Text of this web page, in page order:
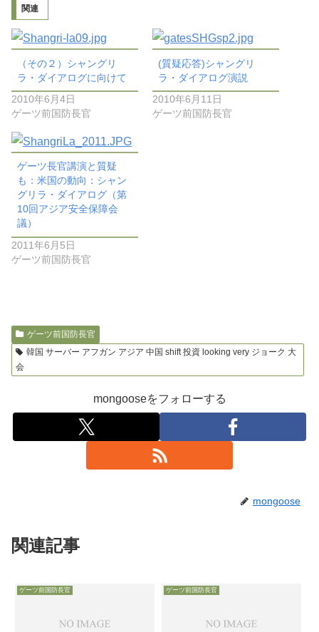
関連
（その２）シャングリ
ラ・ダイアログに向けて
2010年6月4日
ゲーツ前国防長官
(質疑応答)シャングリ
ラ・ダイアログ演説
2010年6月11日
ゲーツ前国防長官
ゲーツ長官講演と質疑
も：米国の動向：シャン
グリラ・ダイアログ（第
10回アジア安全保障会
議）
2011年6月5日
ゲーツ前国防長官
ゲーツ前国防長官
韓国 サーバー アフガン アジア 中国 shift 投資 looking very ジョーク 大
会
mongooseをフォローする
mongoose
関連記事
ゲーツ前国防長官 ゲーツ前国防長官